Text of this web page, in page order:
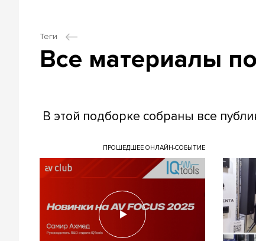
Теги
Все материалы
В этой подборке собраны все
ПРОШЕДШЕЕ ОНЛАЙН-СОБЫТИЕ